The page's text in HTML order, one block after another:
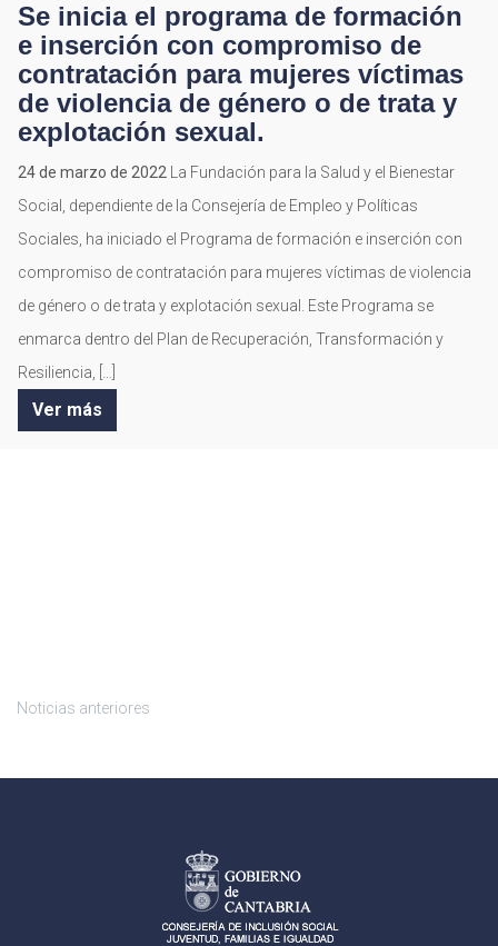
Se inicia el programa de formación
e inserción con compromiso de
contratación para mujeres víctimas
de violencia de género o de trata y
explotación sexual.
24 de marzo de 2022 La Fundación para la Salud y el Bienestar
Social, dependiente de la Consejería de Empleo y Políticas
Sociales, ha iniciado el Programa de formación e inserción con
compromiso de contratación para mujeres víctimas de violencia
de género o de trata y explotación sexual. Este Programa se
enmarca dentro del Plan de Recuperación, Transformación y
Resiliencia, […]
Ver más
Noticias anteriores